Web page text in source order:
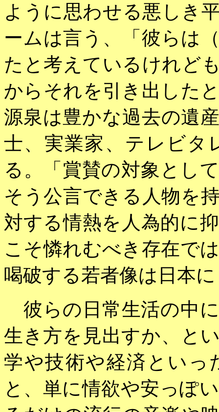
ように思わせる悪しき
ームは言う、「彼らは
たと考えているけれど
からそれを引き出した
源泉は豊かな過去の遺
士、実業家、テレビタ
る。「賞賛の対象とし
そう公言できる人物を
対する情熱を人為的に
こそ憐れむべき存在で
喝破する若者像は日本
彼らの日常生活の中
生き方を見出すか、と
学や技術や経済といっ
と、単に情欲や安っぽ